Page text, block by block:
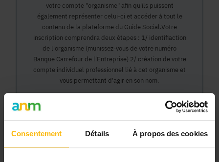
Consentement Détails À propos des cookies
votre compte "organisme" afin qu'ils puissent
également représenter celui-ci et accéder à tout le
contenu de la plateforme du Guide Social.Votre
inscription comprendra deux étapes : 1/ identifiaction
de l'organisme (munissez-vous de votre numéro
Banque Carrefour de l'Entreprise) 2/ création de votre
compte individuel professionnel lié à cet organisme et
vous permettant d'agir en son nom.